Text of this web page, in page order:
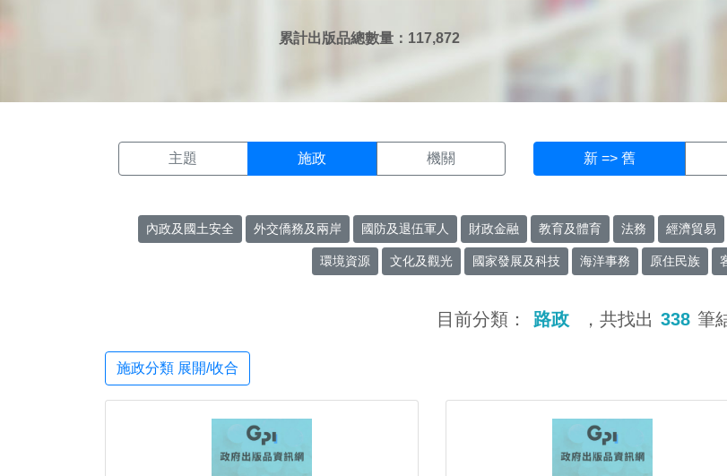
累計出版品總數量：117,872
主題 施政 機關 新 => 舊
內政及國土安全 外交僑務及兩岸 國防及退伍軍人 財政金融 教育及體育 法務 經濟貿易
環境資源 文化及觀光 國家發展及科技 海洋事務 原住民族
目前分類： 路政 ，共找出 338 筆
施政分類 展開/收合